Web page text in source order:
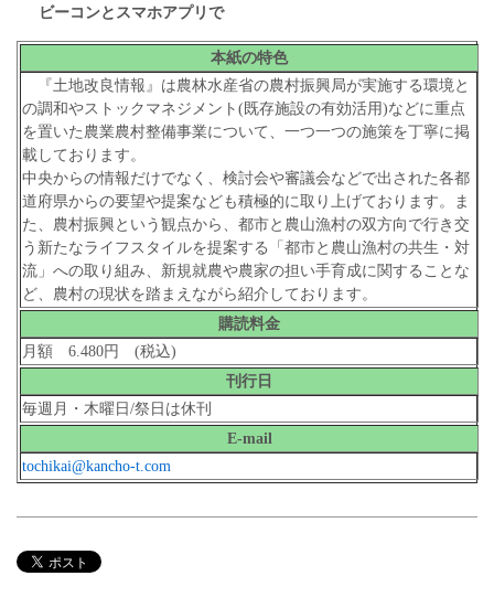
ビーコンとスマホアプリで
本紙の特色
『土地改良情報』は農林水産省の農村振興局が実施する環境と
の調和やストックマネジメント(既存施設の有効活用)などに重点
を置いた農業農村整備事業について、一つ一つの施策を丁寧に掲
載しております。
中央からの情報だけでなく、検討会や審議会などで出された各都
道府県からの要望や提案なども積極的に取り上げております。ま
た、農村振興という観点から、都市と農山漁村の双方向で行き交
う新たなライフスタイルを提案する「都市と農山漁村の共生・対
流」への取り組み、新規就農や農家の担い手育成に関することな
ど、農村の現状を踏まえながら紹介しております。
購読料金
月額 6.480円 (税込)
刊行日
毎週月・木曜日/祭日は休刊
E-mail
tochikai@kancho-t.com